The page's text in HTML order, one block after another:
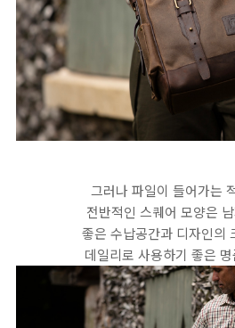
그러나 파일이 들어가는
전반적인 스퀘어 모양은
좋은 수납공간과 디자인의
데일리로 사용하기 좋은